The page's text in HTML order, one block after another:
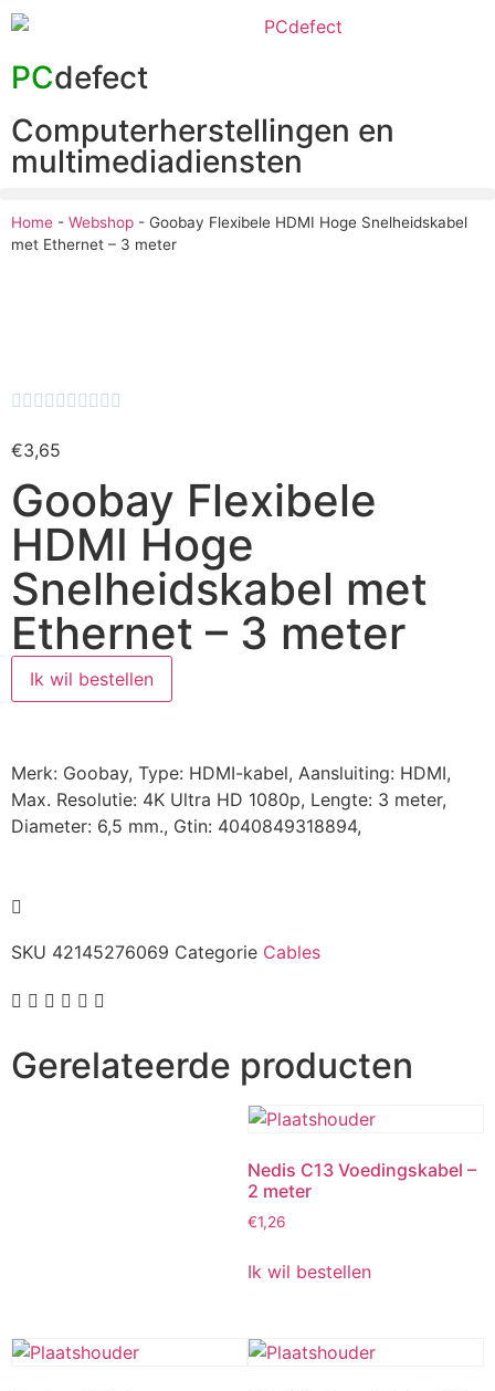
PCdefect
Computerherstellingen en
multimediadiensten
Home - Webshop - Goobay Flexibele HDMI Hoge Snelheidskabel
met Ethernet – 3 meter
         
€3,65
Goobay Flexibele
HDMI Hoge
Snelheidskabel met
Ethernet – 3 meter
Ik wil bestellen
Merk: Goobay, Type: HDMI-kabel, Aansluiting: HDMI,
Max. Resolutie: 4K Ultra HD 1080p, Lengte: 3 meter,
Diameter: 6,5 mm., Gtin: 4040849318894,
SKU 42145276069 Categorie Cables
Gerelateerde producten
Nedis C13 Voedingskabel –
2 meter
€1,26
Ik wil bestellen